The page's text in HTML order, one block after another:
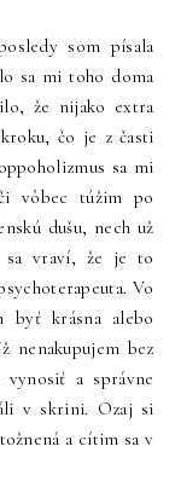
som písala
sa mi toho doma
že nijako extra
čo je z časti
sa mi
vôbec túžim po
dušu, nech už
sa vraví, že je to
Vo
byť krásna alebo
nenakupujem bez
a správne
v skrini. Ozaj si
a cítim sa v